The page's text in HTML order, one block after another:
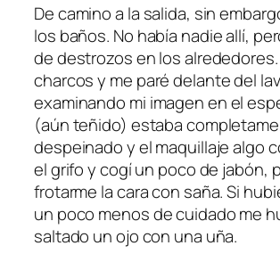
De camino a la salida, sin
los baños. No había nadie allí,
de destrozos en los
charcos y me paré delante del
examinando mi imagen en el
(aún teñido) estaba
despeinado y el maquillaje algo
el grifo y cogí un poco de jabón,
frotarme la cara con saña. Si
un poco menos de cuidado me
saltado un ojo con una uña.